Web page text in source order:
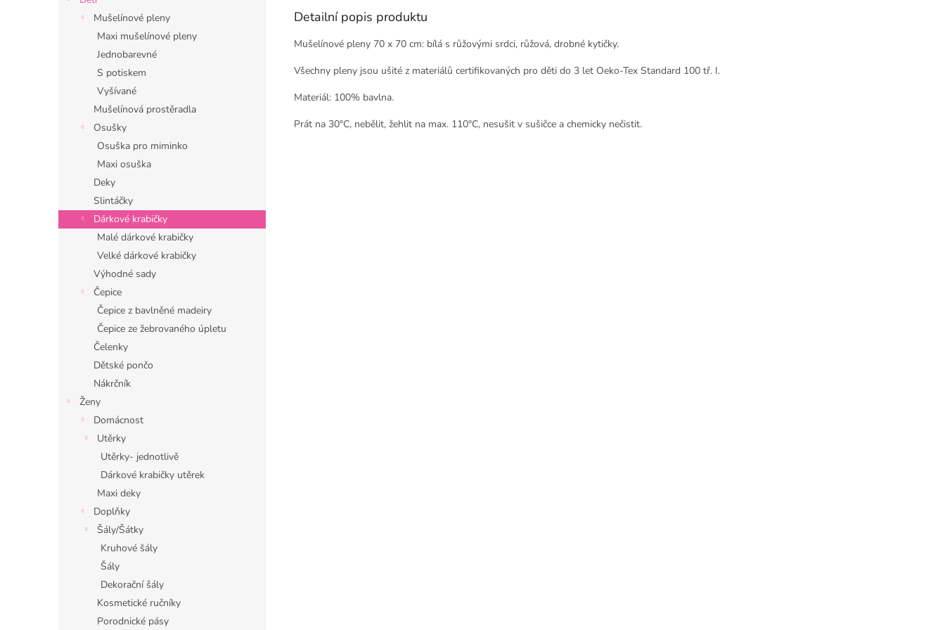
Mušelínové pleny
Maxi mušelínové pleny
Jednobarevné
S potiskem
Vyšívané
Mušelínová prostěradla
Osušky
Osuška pro miminko
Maxi osuška
Deky
Slintáčky
Dárkové krabičky
Malé dárkové krabičky
Velké dárkové krabičky
Výhodné sady
Čepice
Čepice z bavlněné madeiry
Čepice ze žebrovaného úpletu
Čelenky
Dětské pončo
Nákrčník
Ženy
Domácnost
Utěrky
Utěrky- jednotlivě
Dárkové krabičky utěrek
Maxi deky
Doplňky
Šály/Šátky
Kruhové šály
Šály
Dekorační šály
Kosmetické ručníky
Porodnické pásy
Detailní popis produktu
Mušelínové pleny 70 x 70 cm: bílá s růžovými srdci, růžová, drobné kytičky.
Všechny pleny jsou ušité z materiálů certifikovaných pro děti do 3 let Oeko-Tex Standard 100 tř. I.
Materiál: 100% bavlna.
Prát na 30°C, nebělit, žehlit na max. 110°C, nesušit v sušičce a chemicky nečistit.